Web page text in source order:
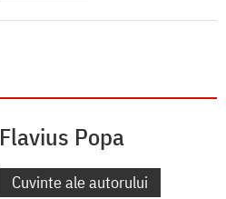
Flavius Popa
Cuvinte ale autorului